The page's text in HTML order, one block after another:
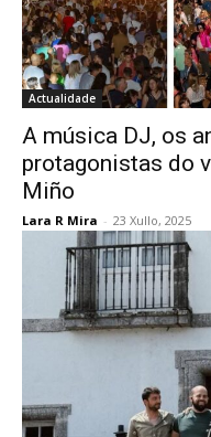
Actualidade
A música DJ, os
protagonistas do
Miño
Lara R Mira - 23 Xullo, 2025